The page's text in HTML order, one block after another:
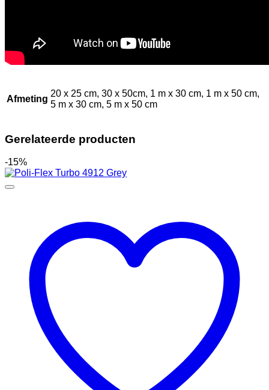
Afmeting
20 x 25 cm, 30 x 50cm, 1 m x 30 cm, 1 m x 50 cm,
5 m x 30 cm, 5 m x 50 cm
Gerelateerde producten
-15%